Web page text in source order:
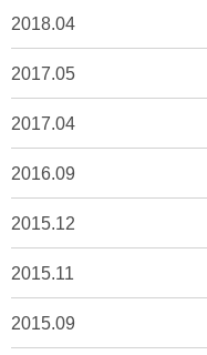
2018.04
2017.05
2017.04
2016.09
2015.12
2015.11
2015.09